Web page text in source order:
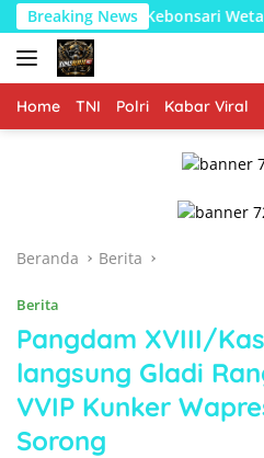
Langsung
ke
konten
Breaking News
di Kebonsari Wetan
Home TNI Polri Kabar Viral
Beranda Berita
Berita
Pangdam XVIII/
langsung Gladi
VVIP Kunker
Sorong